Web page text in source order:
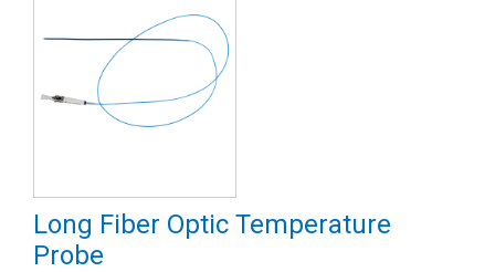
Long Fiber Optic Temperature
Probe